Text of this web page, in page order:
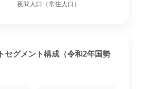
夜間人口（常住人口）
セグメント構成（令和2年国勢